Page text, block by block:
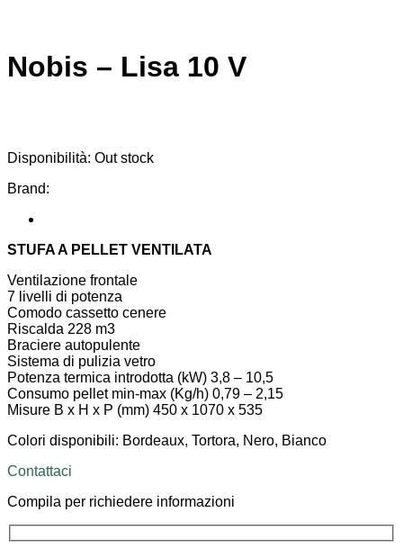
Nobis – Lisa 10 V
Disponibilità: Out stock
Brand:
STUFA A PELLET VENTILATA
Ventilazione frontale
7 livelli di potenza
Comodo cassetto cenere
Riscalda 228 m3
Braciere autopulente
Sistema di pulizia vetro
Potenza termica introdotta (kW) 3,8 – 10,5
Consumo pellet min-max (Kg/h) 0,79 – 2,15
Misure B x H x P (mm) 450 x 1070 x 535
Colori disponibili: Bordeaux, Tortora, Nero, Bianco
Contattaci
Compila per richiedere informazioni